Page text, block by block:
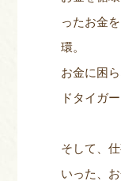
ったお金
環。
お金に困
ドタイガー
そして、
いった、